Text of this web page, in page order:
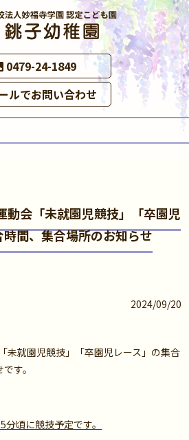
0479-24-1849
ルでお問い合わせ
会「未就園児競技」「卒園児
間、集合場所のお知らせ
2024/09/20
未就園児競技」「卒園児レース」の集合
す。
頃に競技予定です。